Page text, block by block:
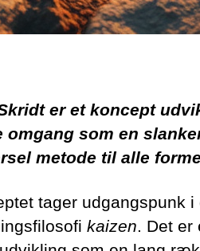
er et koncept
omgang som en
metode til alle
tager udgangspunk i
kaizen. Det er